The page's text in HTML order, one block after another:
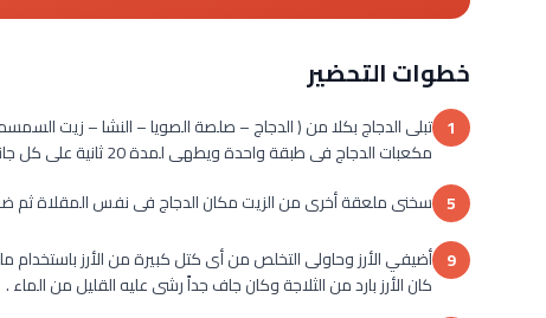
خطوات التحضير
1 تبلى الدجاج بكلا من ( الدجاج – صلصة الصويا – النشا – زيت
مكعبات الدجاج فى طبقة واحدة ويطهى لمدة 20 ثانية على كل جانب أو حتى ينضج ثم ارفعيه جانباً .
5 سخنى ملعقة أخرى من الزيت مكان الدجاج فى نفس المقلاة
9
كان الأرز بارد من الثلاجة وكان جاف جداً رشى عليه القليل من الماء .